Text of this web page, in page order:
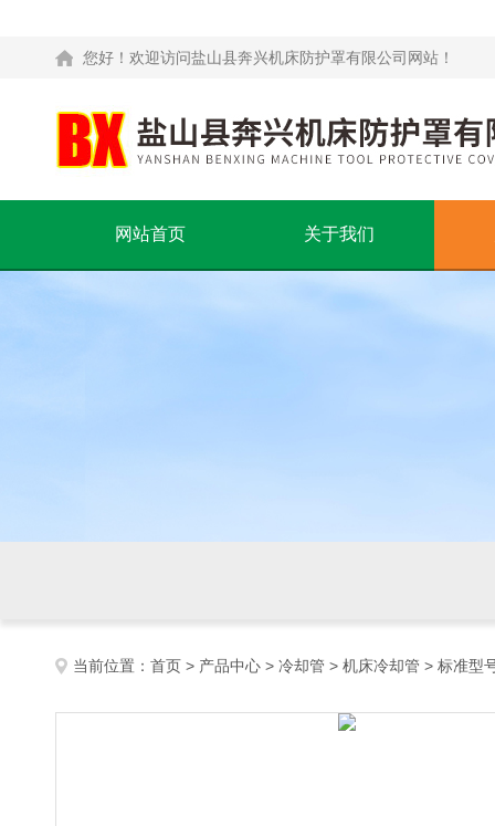
您好！欢迎访问盐山县奔兴机床防护罩有限公司网站！
网站首页 关于我们
当前位置： 首页 > 产品中心 > 冷却管 > 机床冷却管 > 标准型